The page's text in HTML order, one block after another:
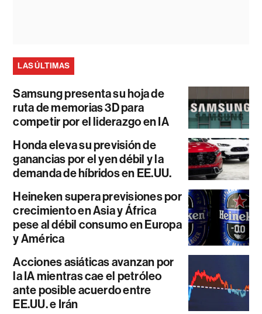
LAS ÚLTIMAS
Samsung presenta su hoja de
ruta de memorias 3D para
competir por el liderazgo en IA
Honda eleva su previsión de
ganancias por el yen débil y la
demanda de híbridos en EE.UU.
Heineken supera previsiones por
crecimiento en Asia y África
pese al débil consumo en Europa
y América
Acciones asiáticas avanzan por
la IA mientras cae el petróleo
ante posible acuerdo entre
EE.UU. e Irán